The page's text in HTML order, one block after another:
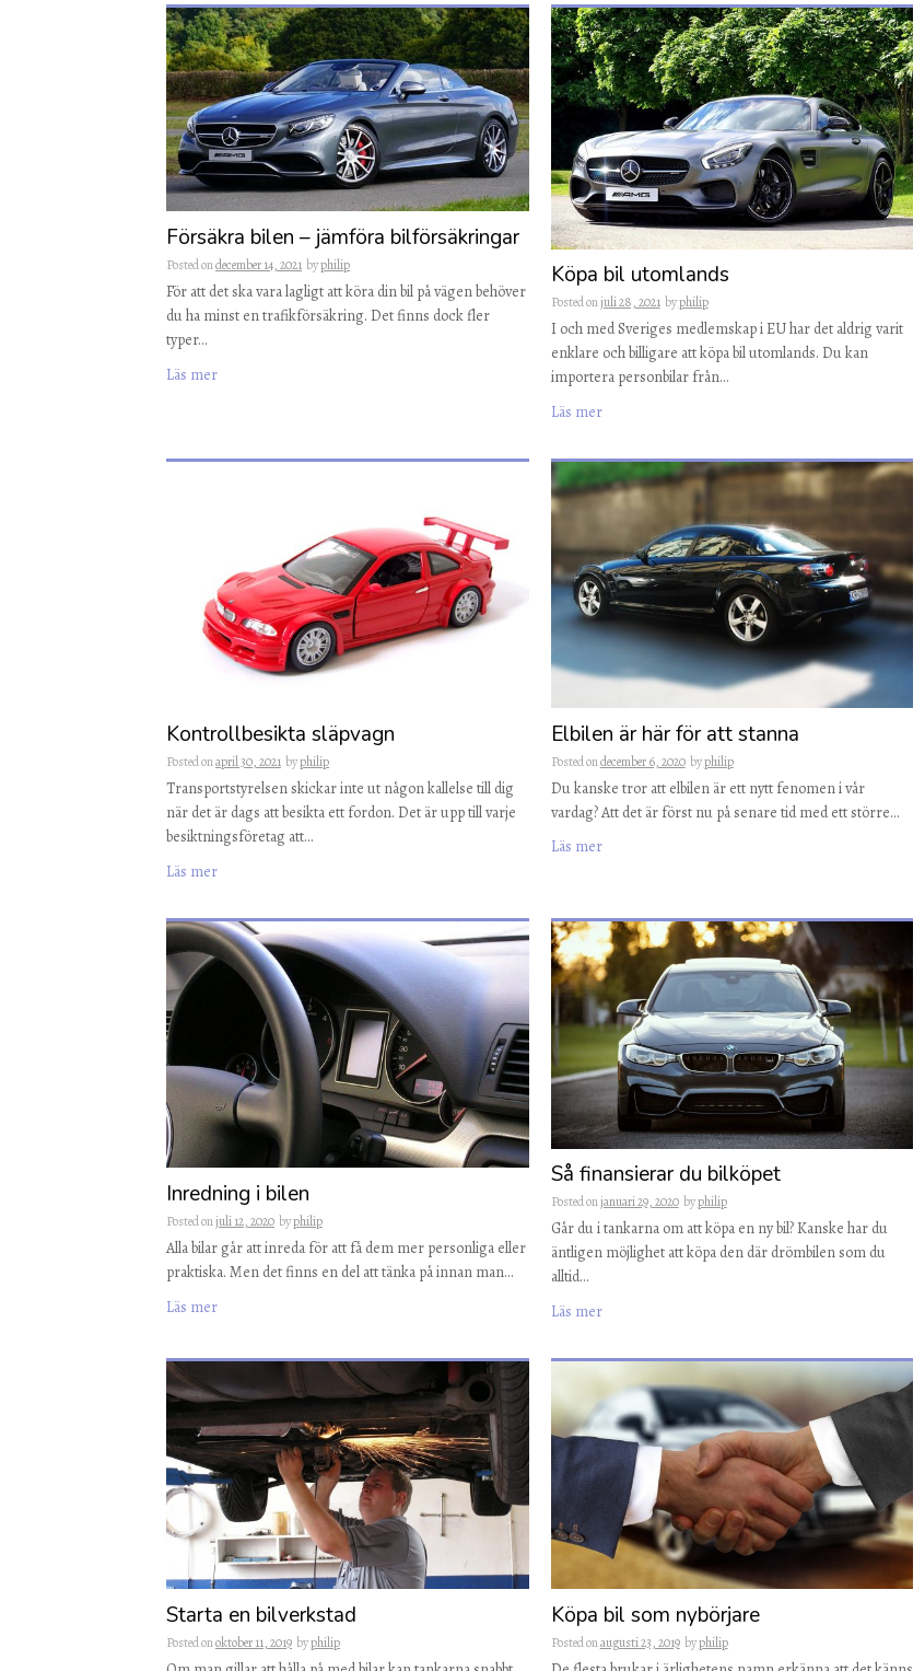
Försäkra bilen – jämföra bilförsäkringar
Posted ondecember 14, 2021 byphilip
För att det ska vara lagligt att köra din bil på vägen behöver
du ha minst en trafikförsäkring. Det finns dock fler
typer…
Läs mer
Köpa bil utomlands
Posted onjuli 28, 2021 byphilip
I och med Sveriges medlemskap i EU har det aldrig varit
enklare och billigare att köpa bil utomlands. Du kan
importera personbilar från…
Läs mer
Kontrollbesikta släpvagn
Posted onapril 30, 2021 byphilip
Transportstyrelsen skickar inte ut någon kallelse till dig
när det är dags att besikta ett fordon. Det är upp till varje
besiktningsföretag att…
Läs mer
Elbilen är här för att stanna
Posted ondecember 6, 2020 byphilip
Du kanske tror att elbilen är ett nytt fenomen i vår
vardag? Att det är först nu på senare tid med ett större…
Läs mer
Inredning i bilen
Posted onjuli 12, 2020 byphilip
Alla bilar går att inreda för att få dem mer personliga eller
praktiska. Men det finns en del att tänka på innan man…
Läs mer
Så finansierar du bilköpet
Posted onjanuari 29, 2020 byphilip
Går du i tankarna om att köpa en ny bil? Kanske har du
äntligen möjlighet att köpa den där drömbilen som du
alltid…
Läs mer
Starta en bilverkstad
Posted onoktober 11, 2019 byphilip
Köpa bil som nybörjare
Posted onaugusti 23, 2019 byphilip